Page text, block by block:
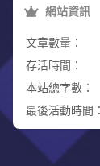
網站資訊
文章數量：
存活時間：
本站總字數：
最後活動時間：